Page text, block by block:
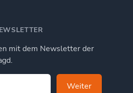
mit dem Newsletter der
Weiter